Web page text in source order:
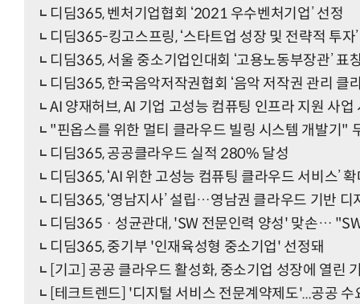
디딤365, 벤처기업협회 ‘2021 우수벤처기업’ 선정
디딤365-킹고스프링, ‘스타트업 성장 및 전략적 투자
디딤365, 서울 중소기업인대회 ‘고용노동부장관’ 표
디딤365, 한국음악저작권협회 ‘음악 저작권 관리 클
AI 양재허브, AI 기업 고성능 컴퓨팅 인프라 지원 사업
"핀옵스를 위한 멀티 클라우드 빌링 시스템 개발기"
디딤365, 공공클라우드 실적 280% 달성
디딤365, ‘AI 위한 고성능 컴퓨팅 클라우드 서비스’
디딤365, ‘영남지사’ 설립…영남권 클라우드 기반 디
디딤365 · 성균관대, 'SW 전문인력 양성' 맞손…
디딤365, 중기부 '인재육성형 중소기업' 선정돼
[기고] 공공 클라우드 활성화, 중소기업 성장에 열린
[테크트렌드] '디지털 서비스 전문계약제도'...공공
“계속 쫓아왔다”…도망치